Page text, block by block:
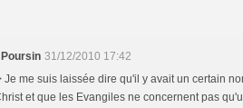
31/12/2010 17:42
Je me suis laissée dire qu'il y avait un certain
et que les Evangiles ne concernent pas